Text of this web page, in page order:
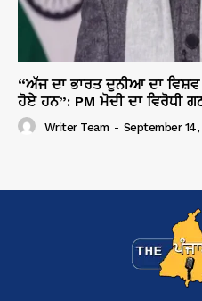
“ਅੱਜ ਦਾ ਭਾਰਤ ਦੁਨੀਆ ਦਾ
ਹੋਏ ਹਨ”: PM ਮੋਦੀ ਦਾ ਵਿਰੋਧੀ
Writer Team - September